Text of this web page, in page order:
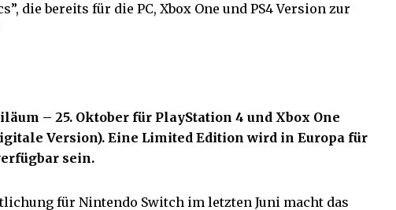
die bereits für die PC, Xbox One und PS4 Version zur
– 25. Oktober für PlayStation 4 und Xbox One
Version). Eine Limited Edition wird in Europa für
sein.
für Nintendo Switch im letzten Juni macht das